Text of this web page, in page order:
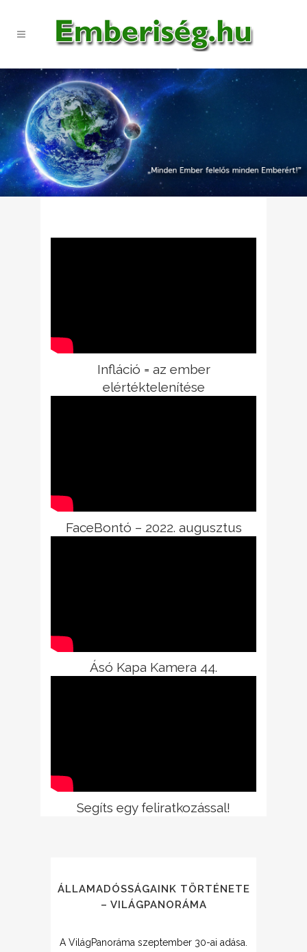
Infláció = az ember
elértéktelenítése
FaceBontó – 2022. augusztus
Ásó Kapa Kamera 44.
Segíts egy feliratkozással!
ÁLLAMADÓSSÁGAINK TÖRTÉNETE
– VILÁGPANORÁMA
A VilágPanoráma szeptember 30-ai adása.